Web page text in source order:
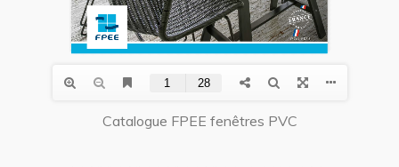
Catalogue FPEE fenêtres PVC